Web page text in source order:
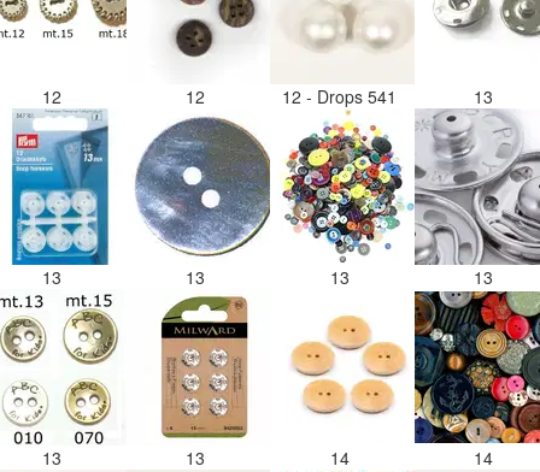
12 12 12 - Drops 541 13
13 13 13 13
13 13 14 14